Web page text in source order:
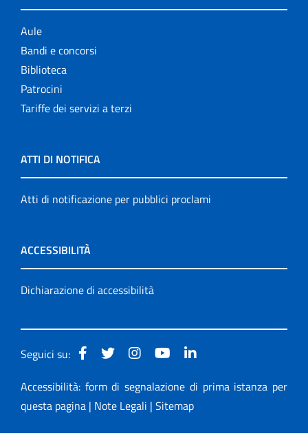
Aule
Bandi e concorsi
Biblioteca
Patrocini
Tariffe dei servizi a terzi
ATTI DI NOTIFICA
Atti di notificazione per pubblici proclami
ACCESSIBILITÀ
Dichiarazione di accessibilità
Seguici su:
Accessibilità: form di segnalazione di prima istanza per
questa pagina | Note Legali | Sitemap